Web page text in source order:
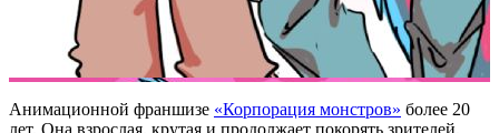
Анимационной франшизе «Корпорация монстров» более 20
лет. Она взрослая, крутая и продолжает покорять зрителей,